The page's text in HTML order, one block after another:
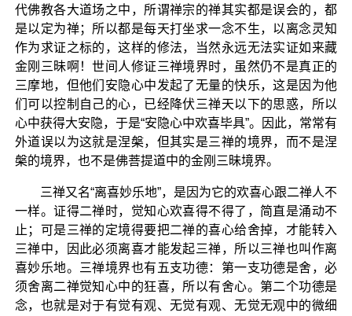
代佛教各大道场之中，所谓禅宗的禅其实都是误会的，都
是以定为禅；所以都是每天打坐求一念不生，以离念灵知
作为求证之标的，这样的修法，当然永远无法实证如来藏
金刚三昧啊！世间人修证三禅境界时，虽然仍不是真正的
三摩地，但他们安隐心中发起了无量的快乐，这是因为他
们可以控制自己的心，已经降伏三禅天以下的思惑，所以
心中获得大安隐，于是“安隐心中欢喜毕具”。因此，常常有
外道误以为这就是涅槃，但其实是三禅的境界，而不是涅
槃的境界，也不是佛菩提道中的金刚三昧境界。
三禅又名“离喜妙乐地”，是因为它的欢喜心跟二禅人不
一样。证得二禅时，觉知心欢喜得不得了，简直是涌动不
止；可是三禅的定境得要把二禅的喜心给舍掉，才能转入
三禅中，因此必须离喜才能发起三禅，所以三禅也叫作离
喜妙乐地。三禅境界也有五支功德：第一支功德是舍，必
须舍离二禅觉知心中的狂喜，所以有舍心。第二个功德是
念，也就是对于有觉有观、无觉有观、无觉无观中的微细